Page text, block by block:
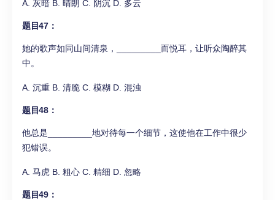
A. 灰暗 B. 晴朗 C. 阴沉 D. 多云
题目47：
她的歌声如同山间清泉，_________而悦耳，让听众陶醉其
中。
A. 沉重 B. 清脆 C. 模糊 D. 混浊
题目48：
他总是_________地对待每一个细节，这使他在工作中很少
犯错误。
A. 马虎 B. 粗心 C. 精细 D. 忽略
题目49：